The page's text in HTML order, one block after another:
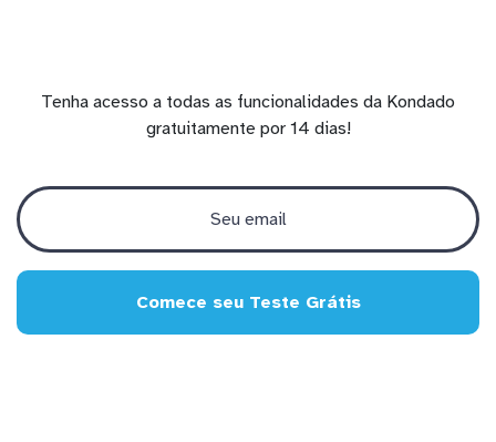
Tenha acesso a todas as funcionalidades da Kondado
gratuitamente por 14 dias!
Comece seu Teste Grátis